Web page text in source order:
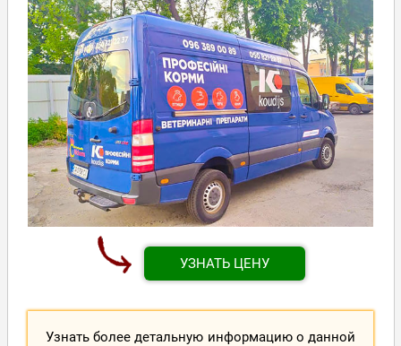
УЗНАТЬ ЦЕНУ
Узнать более детальную информацию о данной